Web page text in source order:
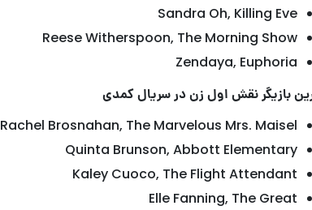
Sandra Oh, Killing Eve
Reese Witherspoon, The Morning Show
Zendaya, Euphoria
بازیگر نقش اول زن در سریال کمدی
Rachel Brosnahan, The Marvelous Mrs. Maisel
Quinta Brunson, Abbott Elementary
Kaley Cuoco, The Flight Attendant
Elle Fanning, The Great